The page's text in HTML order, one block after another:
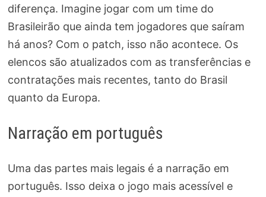
diferença. Imagine jogar com um time do
Brasileirão que ainda tem jogadores que saíram
há anos? Com o patch, isso não acontece. Os
elencos são atualizados com as transferências e
contratações mais recentes, tanto do Brasil
quanto da Europa.
Narração em português
Uma das partes mais legais é a narração em
português. Isso deixa o jogo mais acessível e